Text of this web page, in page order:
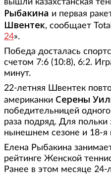
вышли казахстанская
Рыбакина и первая
Швентек, сообщает
24».
Победа досталась
счетом 7:6 (10:8), 6:2.
минут.
22-летняя Швентек
американки Серены
победительницей
раза подряд. Для
нынешнем сезоне и 18-я
Елена Рыбакина
рейтинге Женской
Ранее в этом месяце 24-